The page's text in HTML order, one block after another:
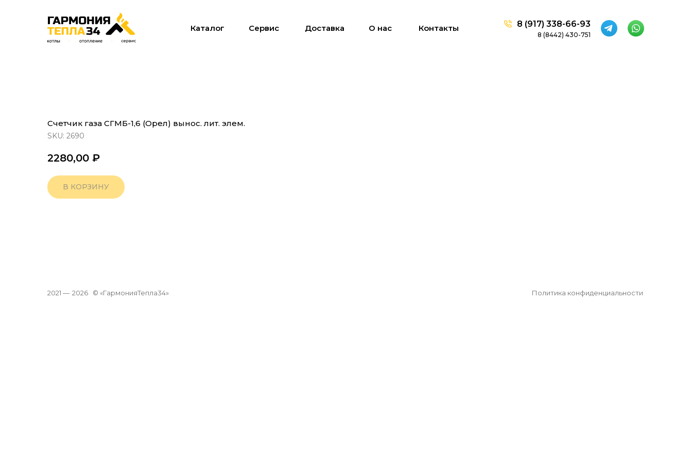
8 (8442) 430-751
8 (917) 338-66-93
Сервис Доставка О нас Контакты
Каталог
Счетчик газа СГМБ-1,6 (Орел) вынос. лит. элем.
SKU: 2690
2280,00 ₽
В КОРЗИНУ
Политика конфиденциальности
© «ГармонияТепла34»
2026
2021 —